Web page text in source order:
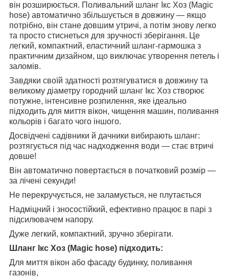
він розширюється. Поливальний шланг Ікс Хоз (Magic
hose) автоматично збільшується в довжину — якщо
потрібно, він стане довшим утричі, а потім знову легко
та просто стиснеться для зручності зберігання. Це
легкий, компактний, еластичний шланг-гармошка з
практичним дизайном, що виключає утворення петель і
заломів.
Завдяки своїй здатності розтягуватися в довжину та
великому діаметру городний шланг Ікс Хоз створює
потужне, інтенсивне розпилення, яке ідеально
підходить для миття вікон, чищення машин, поливання
кольорів і багато чого іншого.
Досвідчені садівники й дачники вибирають шланг:
розтягується під час надходження води — стає втричі
довше!
Він автоматично повертається в початковий розмір —
за лічені секунди!
Не перекручується, не заламується, не плутається
Надміцний і зносостійкий, ефективно працює в парі з
підсилювачем напору.
Дуже легкий, компактний, зручно зберігати.
Шланг Ікс Хоз (Magic hose) підходить:
Для миття вікон або фасаду будинку, поливання
газонів,